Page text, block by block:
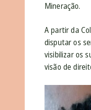
Mineração.
A partir da
disputar os
visibilizar os
visão de